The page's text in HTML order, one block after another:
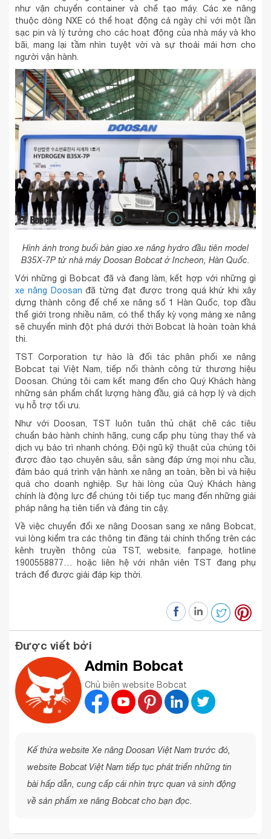
như vận chuyển container và chế tạo máy. Các xe nâng
thuộc dòng NXE có thể hoạt động cả ngày chỉ với một lần
sạc pin và lý tưởng cho các hoạt động của nhà máy và kho
bãi, mang lại tầm nhìn tuyệt vời và sự thoải mái hơn cho
người vận hành.
Hình ảnh trong buổi bàn giao xe nâng hydro đầu tiên model
B35X-7P từ nhà máy Doosan Bobcat ở Incheon, Hàn Quốc.
Với những gì Bobcat đã và đang làm, kết hợp với những gì
xe nâng Doosan đã từng đạt được trong quá khứ khi xây
dựng thành công đế chế xe nâng số 1 Hàn Quốc, top đầu
thế giới trong nhiều năm, có thể thấy kỳ vọng mảng xe nâng
sẽ chuyển mình đột phá dưới thời Bobcat là hoàn toàn khả
thi.
TST Corporation tự hào là đối tác phân phối xe nâng
Bobcat tại Việt Nam, tiếp nối thành công từ thương hiệu
Doosan. Chúng tôi cam kết mang đến cho Quý Khách hàng
những sản phẩm chất lượng hàng đầu, giá cả hợp lý và dịch
vụ hỗ trợ tối ưu.
Như với Doosan, TST luôn tuân thủ chặt chẽ các tiêu
chuẩn bảo hành chính hãng, cung cấp phụ tùng thay thế và
dịch vụ bảo trì nhanh chóng. Đội ngũ kỹ thuật của chúng tôi
được đào tạo chuyên sâu, sẵn sàng đáp ứng mọi nhu cầu,
đảm bảo quá trình vận hành xe nâng an toàn, bền bỉ và hiệu
quả cho doanh nghiệp. Sự hài lòng của Quý Khách hàng
chính là động lực để chúng tôi tiếp tục mang đến những giải
pháp nâng hạ tiên tiến và đáng tin cậy.
Về việc chuyển đổi xe nâng Doosan sang xe nâng Bobcat,
vui lòng kiểm tra các thông tin đăng tải chính thống trên các
kênh truyền thông của TST, website, fanpage, hotline
1900558877… hoặc liên hệ với nhân viên TST đang phụ
trách để được giải đáp kịp thời.
Được viết bởi
Admin Bobcat
Chủ biên website Bobcat
Kế thừa website Xe nâng Doosan Việt Nam trước đó,
website Bobcat Việt Nam tiếp tục phát triển những tin
bài hấp dẫn, cung cấp cái nhìn trực quan và sinh động
về sản phẩm xe nâng Bobcat cho bạn đọc.